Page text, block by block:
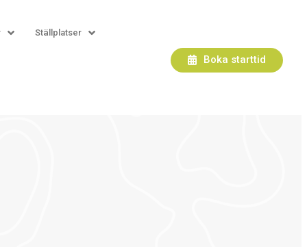
Ställplatser
Boka starttid